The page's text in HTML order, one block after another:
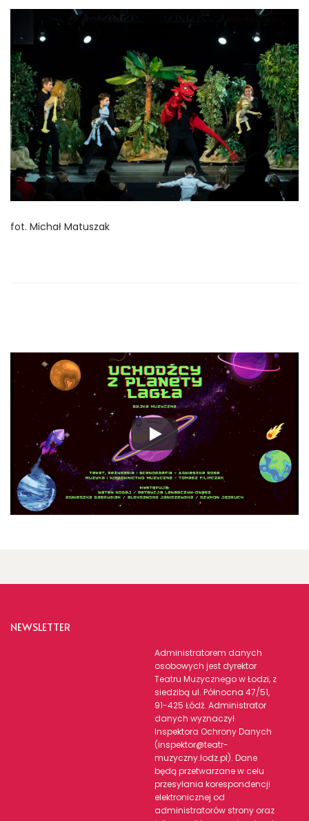
fot. Michał Matuszak
NEWSLETTER
Administratorem danych
osobowych jest dyrektor
Teatru Muzycznego w Łodzi, z
siedzibą ul. Północna 47/51,
91-425 Łódź. Administrator
danych wyznaczył
Inspektora Ochrony Danych
(inspektor@teatr-
muzyczny.lodz.pl). Dane
będą przetwarzane w celu
przesyłania korespondencji
elektronicznej od
administratorów strony oraz